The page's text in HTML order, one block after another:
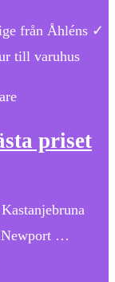
från Åhléns ✓
till varuhus
priset
Newport …